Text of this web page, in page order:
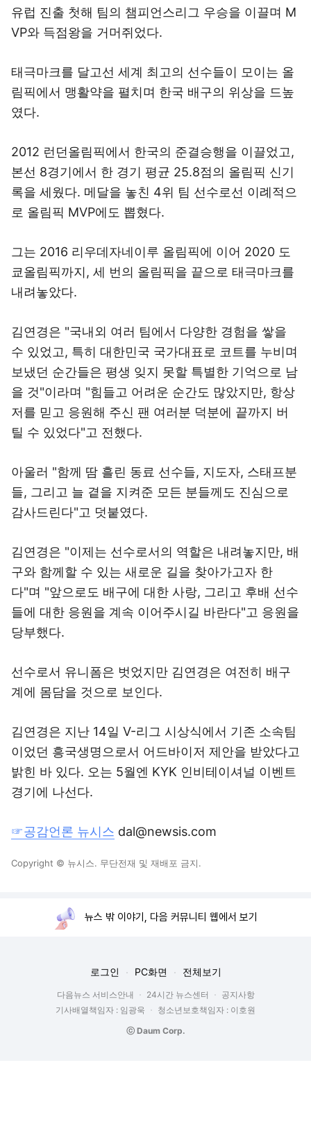
유럽 진출 첫해 팀의 챔피언스리그 우승을 이끌며 M
VP와 득점왕을 거머쥐었다.
태극마크를 달고선 세계 최고의 선수들이 모이는 올
림픽에서 맹활약을 펼치며 한국 배구의 위상을 드높
였다.
2012 런던올림픽에서 한국의 준결승행을 이끌었고,
본선 8경기에서 한 경기 평균 25.8점의 올림픽 신기
록을 세웠다. 메달을 놓친 4위 팀 선수로선 이례적으
로 올림픽 MVP에도 뽑혔다.
그는 2016 리우데자네이루 올림픽에 이어 2020 도
쿄올림픽까지, 세 번의 올림픽을 끝으로 태극마크를
내려놓았다.
김연경은 "국내외 여러 팀에서 다양한 경험을 쌓을
수 있었고, 특히 대한민국 국가대표로 코트를 누비며
보냈던 순간들은 평생 잊지 못할 특별한 기억으로 남
을 것"이라며 "힘들고 어려운 순간도 많았지만, 항상
저를 믿고 응원해 주신 팬 여러분 덕분에 끝까지 버
틸 수 있었다"고 전했다.
아울러 "함께 땀 흘린 동료 선수들, 지도자, 스태프분
들, 그리고 늘 곁을 지켜준 모든 분들께도 진심으로
감사드린다"고 덧붙였다.
김연경은 "이제는 선수로서의 역할은 내려놓지만, 배
구와 함께할 수 있는 새로운 길을 찾아가고자 한
다"며 "앞으로도 배구에 대한 사랑, 그리고 후배 선수
들에 대한 응원을 계속 이어주시길 바란다"고 응원을
당부했다.
선수로서 유니폼은 벗었지만 김연경은 여전히 배구
계에 몸담을 것으로 보인다.
김연경은 지난 14일 V-리그 시상식에서 기존 소속팀
이었던 흥국생명으로서 어드바이저 제안을 받았다고
밝힌 바 있다. 오는 5월엔 KYK 인비테이셔널 이벤트
경기에 나선다.
☞공감언론 뉴시스 dal@newsis.com
Copyright © 뉴시스. 무단전재 및 재배포 금지.
뉴스 밖 이야기, 다음 커뮤니티 웹에서 보기
로그인 PC화면 전체보기
다음뉴스 서비스안내 24시간 뉴스센터
공지사항
기사배열책임자 : 임광욱
청소년보호책임자 : 이호원
ⓒ Daum Corp.